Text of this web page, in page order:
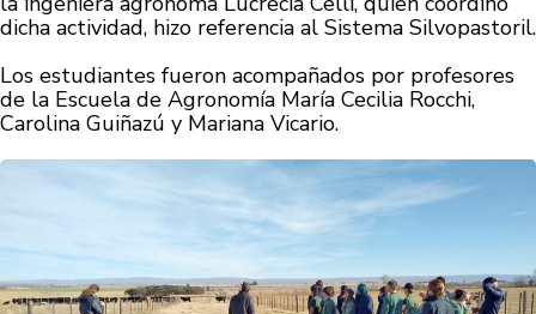
dicha actividad, hizo referencia al Sistema Silvopastoril.
Los estudiantes fueron acompañados por profesores
de la Escuela de Agronomía María Cecilia Rocchi,
Carolina Guiñazú y Mariana Vicario.